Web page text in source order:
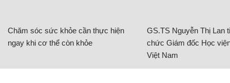
Chăm sóc sức khỏe cần thực hiện
ngay khi cơ thể còn khỏe
GS.TS Nguyễn Thị Lan
chức Giám đốc Học
Việt Nam